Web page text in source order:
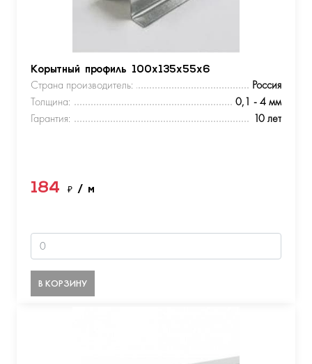
Корытный профиль 100х135х55х6
Страна производитель:
Россия
Толщина:
0,1 - 4 мм
Гарантия:
10 лет
184 ₽ / м
В КОРЗИНУ